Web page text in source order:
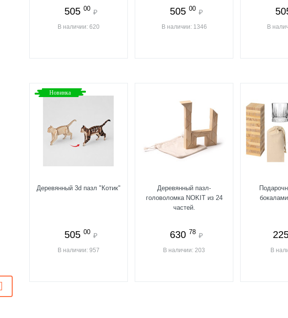
505 00 ₽
В наличии: 620
505 00 ₽
В наличии: 1346 В
Новинка
Деревянный 3d пазл "Котик"
505 00 ₽
В наличии: 957
Деревянный пазл-
головоломка NOKIT из 24
частей.
630 78 ₽
В наличии: 203 В